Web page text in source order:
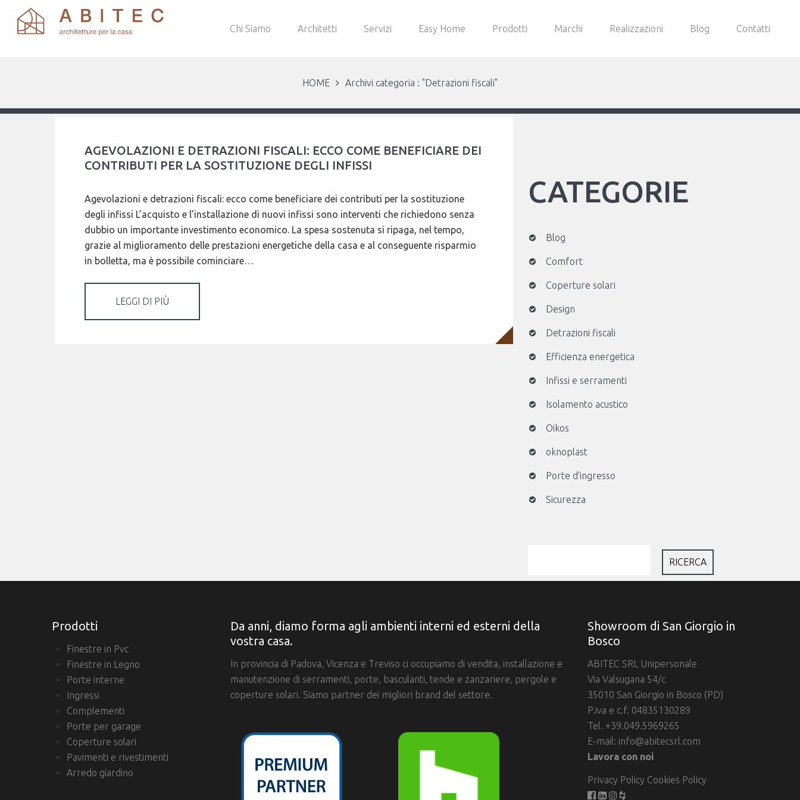
Chi Siamo Architetti Servizi Easy Home Prodotti Marchi Realizzazioni Blog Contatti
HOME Archivi categoria : "Detrazioni fiscali"
AGEVOLAZIONI E DETRAZIONI FISCALI: ECCO COME BENEFICIARE DEI
CONTRIBUTI PER LA SOSTITUZIONE DEGLI INFISSI
Agevolazioni e detrazioni fiscali: ecco come beneficiare dei contributi per la sostituzione
degli infissi L’acquisto e l’installazione di nuovi infissi sono interventi che richiedono senza
dubbio un importante investimento economico. La spesa sostenuta si ripaga, nel tempo,
grazie al miglioramento delle prestazioni energetiche della casa e al conseguente risparmio
in bolletta, ma è possibile cominciare…
LEGGI DI PIÙ
CATEGORIE
Blog
Comfort
Coperture solari
Design
Detrazioni fiscali
Efficienza energetica
Infissi e serramenti
Isolamento acustico
Oikos
oknoplast
Porte d'ingresso
Sicurezza
Prodotti
Finestre in Pvc
Finestre in Legno
Porte interne
Ingressi
Complementi
Porte per garage
Coperture solari
Pavimenti e rivestimenti
Arredo giardino
Da anni, diamo forma agli ambienti interni ed esterni della
vostra casa.
In provincia di Padova, Vicenza e Treviso ci occupiamo di vendita, installazione e
manutenzione di serramenti, porte, basculanti, tende e zanzariere, pergole e
coperture solari. Siamo partner dei migliori brand del settore.
Showroom di San Giorgio in
Bosco
ABITEC SRL Unipersonale
Via Valsugana 54/c
35010 San Giorgio in Bosco (PD)
P.iva e c.f. 04835130289
Tel. +39.049.5969265
E-mail: info@abitecsrl.com
Lavora con noi
Privacy Policy Cookies Policy